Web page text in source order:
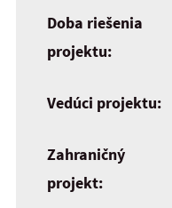
Doba riešenia
projektu:
Vedúci projektu:
Zahraničný
projekt: